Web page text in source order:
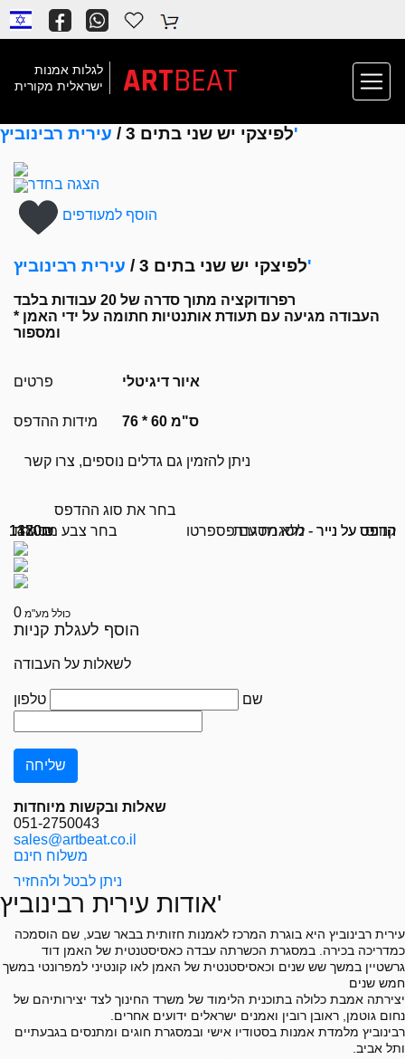
לגלות אמנות
ישראלית מקורית
ARTBEAT
לפיצקי יש שני בתים 3 /עירית רבינוביץ'
הצגה בחדר
הוסף למעודפים
לפיצקי יש שני בתים 3 /עירית רבינוביץ'
רפרודוקציה מתוך סדרה של 20 עבודות בלבד
* העבודה מגיעה עם תעודת אותנטיות חתומה על ידי האמן
ומספור
פרטים איור דיגיטלי
מידות ההדפס 76 * 60 ס"מ
ניתן להזמין גם גדלים נוספים, צרו קשר
בחר את סוג ההדפס
הדפס על נייר - ללא מסגרת
1180₪ הדפס על נייר - מסגרת עם פספרטו 1470₪ קנווס 1320₪
בחר צבע מסגרת
0 כולל מע"מ
הוסף לעגלת קניות
לשאלות על העבודה
שם טלפון
שאלות ובקשות מיוחדות
051-2750043
sales@artbeat.co.il
משלוח חינם
ניתן לבטל ולהחזיר
אודות עירית רבינוביץ'
עירית רבינוביץ היא בוגרת המרכז לאמנות חזותית בבאר שבע, שם הוסמכה
כמדריכה בכירה. במסגרת הכשרתה עבדה כאסיסטנטית של האמן דוד
גרשטיין במשך שש שנים וכאסיסטנטית של האמן לאו קונטיני למפרונטי במשך
חמש שנים
יצירתה אמבת כלולה בתוכנית הלימוד של משרד החינוך לצד יצירותיהם של
נחום גוטמן, ראובן רובין ואמנים ישראלים ידועים אחרים.
רבינוביץ מלמדת אמנות בסטודיו אישי ובמסגרת חוגים ומתנסים בגבעתיים
ותל אביב.